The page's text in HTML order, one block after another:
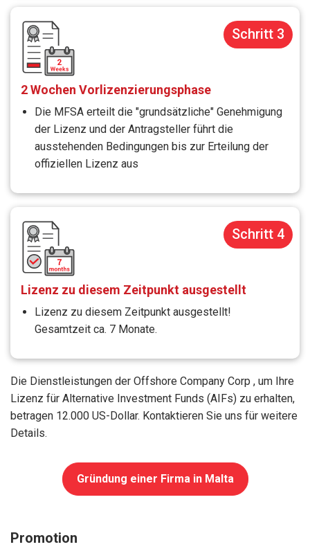
Schritt 3
2 Wochen Vorlizenzierungsphase
Die MFSA erteilt die "grundsätzliche" Genehmigung
der Lizenz und der Antragsteller führt die
ausstehenden Bedingungen bis zur Erteilung der
offiziellen Lizenz aus
Schritt 4
Lizenz zu diesem Zeitpunkt ausgestellt
Lizenz zu diesem Zeitpunkt ausgestellt!
Gesamtzeit ca. 7 Monate.
Die Dienstleistungen der Offshore Company Corp , um Ihre
Lizenz für Alternative Investment Funds (AIFs) zu erhalten,
betragen 12.000 US-Dollar. Kontaktieren Sie uns für weitere
Details.
Gründung einer Firma in Malta
Promotion